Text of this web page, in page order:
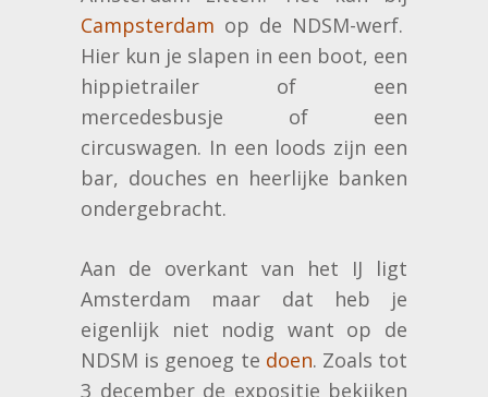
Campsterdam op de NDSM-werf.
Hier kun je slapen in een boot, een
hippietrailer of een
mercedesbusje of een
circuswagen. In een loods zijn een
bar, douches en heerlijke banken
ondergebracht.
Aan de overkant van het IJ ligt
Amsterdam maar dat heb je
eigenlijk niet nodig want op de
NDSM is genoeg te doen. Zoals tot
3 december de expositie bekijken